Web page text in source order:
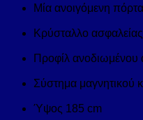
Μία ανοιγόμενη πόρτα
Κρύσταλλο
Προφίλ ανοδιωμένου
Σύστημα μαγνητικού
Ύψος 185 cm